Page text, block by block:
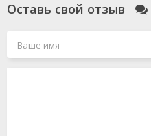
Оставь свой отзыв